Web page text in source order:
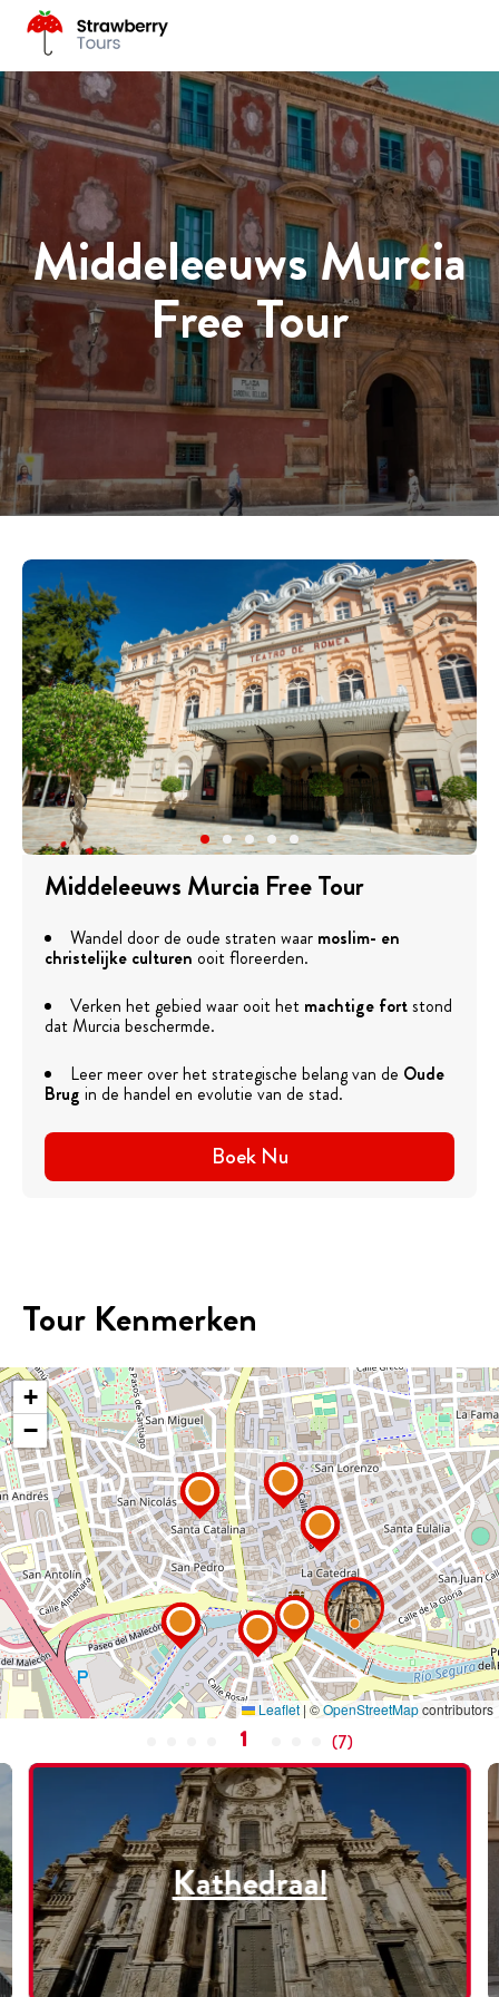
Middeleeuws Murcia
Free Tour
Middeleeuws Murcia Free Tour
Wandel door de oude straten waar moslim- en
christelijke culturen ooit floreerden.
Verken het gebied waar ooit het machtige fortstond
dat Murcia beschermde.
Leer meer over het strategische belang van de Oude
Brug in de handel en evolutie van de stad.
Boek Nu
Tour Kenmerken
+
−
Leaflet | ©OpenStreetMapcontributors
1 (7)
Kathedraal